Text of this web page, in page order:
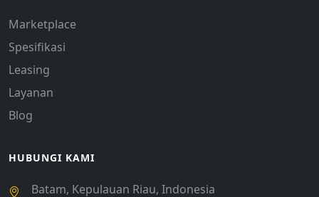
Marketplace
Spesifikasi
Leasing
Layanan
Blog
HUBUNGI KAMI
Batam, Kepulauan Riau, Indonesia